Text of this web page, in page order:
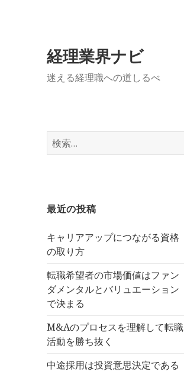
経理業界ナビ
迷える経理職への道しるべ
検
索:
最近の投稿
キャリアアップにつながる資格
の取り方
転職希望者の市場価値はファン
ダメンタルとバリュエーション
で決まる
M&Aのプロセスを理解して転職
活動を勝ち抜く
中途採用は投資意思決定である